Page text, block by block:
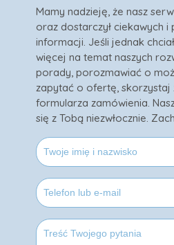
Mamy nadzieję, że nasz
oraz dostarczył ciekawych i
informacji. Jeśli jednak
więcej na temat naszych
porady, porozmawiać o
zapytać o ofertę, skorzystaj
formularza zamówienia.
się z Tobą niezwłocznie.